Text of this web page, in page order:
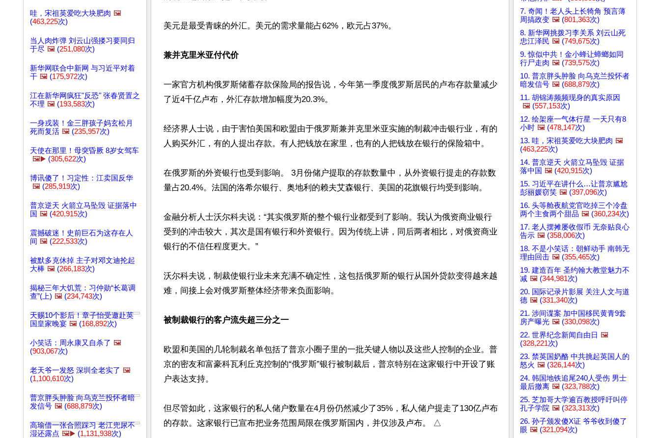
哇，宋祖英爱吃大块肥肉 🖼️
(463,225次)
当人肉炸弹 刘云山强搂习要同归
于尽 🖼️ (251,080次)
新华网联合中新网 与习近平对着
干 🖼️ (175,972次)
江在新华网疯狂"反恐" 张春贤置之
不理 🖼️ (193,583次)
一身戎装！金三胖孩子妈玄松月
死而复活 🖼️ (235,957次)
天使在那里！母突昏厥 8岁女驾车
🖼️▶️ (305,622次)
博讯傻了！习定性：江卖国反华
🖼️ (285,919次)
普京逆天 火箭立马坠毁 证据落中
国 🖼️ (420,915次)
震撼破迷！史前巨石为这存在人
间 🖼️ (222,533次)
被默多克休掉 主子对邓文迪抡起
大棒 🖼️ (266,183次)
揭秘三年大饥荒：习仲勋“长葛调
查”(上) 🖼️ (234,743次)
天赐10个影后！章子怡受邀赴英
国皇家晚宴 🖼️ (168,892次)
小笑话：周永康又自杀了 🖼️
(903,067次)
老天爷一发怒 深圳全老实了 🖼️
(1,100,610次)
普京胖头肿脸 向乌克兰投怀者暗
发信号 🖼️ (688,879次)
高瑜借一张合照踩习 老江兜尿不
湿还露点 🖼️▶️ (1,131,938次)
美元是最受青睐的外汇。美元的需求量能占62%，欧元占37%。
兼并克里米亚付代价
一家官方机构俄罗斯储蓄存款保险局的报告说，今年第一季度俄罗斯居民的卢布存款量减少
了近4千亿卢布，外汇存款增加幅度为20.3%。
经济界人士说，由于害怕美国和欧盟由于俄罗斯兼并克里米亚实施的制裁冲击银行业，有的
人购买外汇，有的人提出存款。有人把钱放在家里，也有的人把钱放在银行的保险箱中。
在俄罗斯的外资银行也受到影响。 3月份储户提取的存款数量中，从外资银行提走的存款数
量占20.4%。法国的洛希尔银行、奥地利的赖夫艾森银行、美国的花旗银行均受到影响。
金融分析人士沃尔科夫说：“其实俄罗斯的整个银行业都受到了影响。我认为俄资商业银行
受到的冲击较大，其次是国有银行和外资银行。因为传统上讲，同后两者相比，对俄资商业
银行的不信任程度更大。”
沃尔科夫说，制裁使银行业未​​来充满不确定性，这包括俄罗斯的银行从国外贷款变得越来越
难，间接上会对俄罗斯整体经济带来负面影响。
被制裁银行的客户流失超三分之一
欧盟和美国的几轮制裁名单包括了普京小圈子里的一批关键人物以及这些人控制的企业。普
京的密友和富豪科瓦利丘克控制的“俄罗斯”银行被制裁后，普京特别在这家银行中开设了账
户表达支持。
但尽管如此，这家银行的私人储户数量在4月份仍然减少了35%，私人储户提走了130亿卢布
的存款。这家银行已宣布把业务范围局限在俄罗斯国内，并仅涉及卢布。 △
7. 奇闻！老人头上长犄角 预言薄
周搞政变 🖼️ (801,363次)
8. 新华网挑拨习李关系 刘云山死
忠江泽民 🖼️ (749,675次)
9. 惊似中共！金小蜂让蟑螂如同
行尸走肉 🖼️ (739,575次)
10. 普京胖头肿脸 向乌克兰投怀者
暗发信号 🖼️ (688,879次)
11. 胡锦涛频频现身的真实原因
🖼️ (557,153次)
12. 绘架座一气体行星 一天只有8
小时 🖼️ (478,147次)
13. 哇，宋祖英爱吃大块肥肉 🖼️
(463,225次)
14. 普京逆天 火箭立马坠毁 证据
落中国 🖼️ (420,915次)
15. 习近平在讲什么…让普京尴尬
彭丽媛窃笑 🖼️ (397,096次)
16. 头等舱夜航党官吃掉三个冷盘
两个主食两个甜品 🖼️ (360,234次)
17. 老人摆摊屡收假币 无奈贴良心
告示 🖼️ (358,006次)
18. 不是小笑话：朝鲜动手 南韩无
理由回击 🖼️ (355,465次)
19. 建造百年 圣约翰大教堂魅力不
减 🖼️ (344,981次)
20. 国际记录片影展 关注人文与道
德 🖼️ (331,340次)
21. 涉间谍案 加中国移民黄青9套
房产曝光 🖼️ (330,098次)
22. 世界纪念新闻自由日 🖼️
(328,221次)
23. 禁英国奶酪 中共挑起英国人的
怒火 🖼️ (326,144次)
24. 韩国地铁追尾240人受伤 男士
最后撤离 🖼️ (323,788次)
25. 芝加哥大学逾百教授呼吁叫停
孔子学院 🖼️ (323,313次)
26. 孙子颁发傻X证 爷爷收到傻了
眼 🖼️ (321,094次)